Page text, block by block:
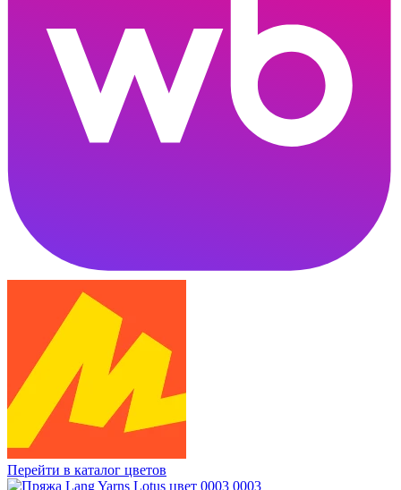
Перейти в каталог цветов
0003